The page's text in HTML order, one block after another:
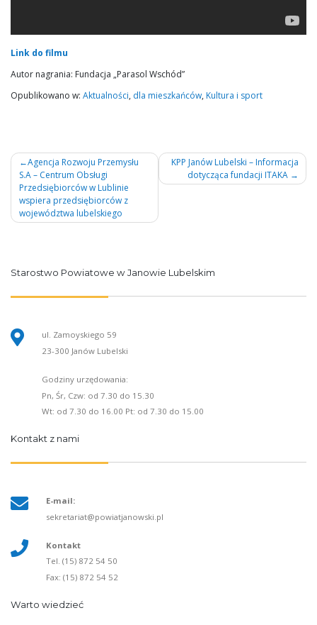
Link do filmu
Autor nagrania: Fundacja „Parasol Wschód”
Opublikowano w: Aktualności, dla mieszkańców, Kultura i sport
Nawigacja
wpisu
Agencja Rozwoju Przemysłu
S.A – Centrum Obsługi
Przedsiębiorców w Lublinie
wspiera przedsiębiorców z
województwa lubelskiego
KPP Janów Lubelski – Informacja
dotycząca fundacji ITAKA
Starostwo Powiatowe w Janowie Lubelskim
ul. Zamoyskiego 59
23-300 Janów Lubelski
Godziny urzędowania:
Pn, Śr, Czw: od 7.30 do 15.30
Wt: od 7.30 do 16.00 Pt: od 7.30 do 15.00
Kontakt z nami
E-mail:
sekretariat@powiatjanowski.pl
Kontakt
Tel. (15) 872 54 50
Fax: (15) 872 54 52
Warto wiedzieć